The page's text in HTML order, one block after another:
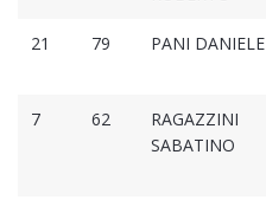
21 79 PANI DANIELE
7 62
RAGAZZINI
SABATINO